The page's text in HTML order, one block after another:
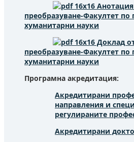
преобразуване-Факултет по
хуманитарни науки
Доклад
преобразуване-Факултет по
хуманитарни науки
Програмна акредитация:
Акредитирани
направления и
регулираните
Акредитирани